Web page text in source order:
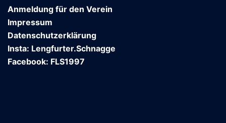
Anmeldung für den Verein
Impressum
Datenschutzerklärung
Insta: Lengfurter.Schnagge
Facebook: FLS1997